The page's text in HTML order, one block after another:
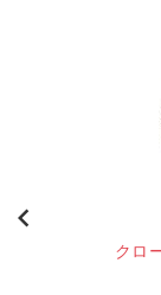
クロ